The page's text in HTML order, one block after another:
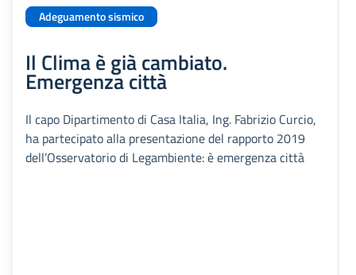
Adeguamento sismico
Il Clima è già cambiato.
Emergenza città
Il capo Dipartimento di Casa Italia, Ing. Fabrizio Curcio,
ha partecipato alla presentazione del rapporto 2019
dell’Osservatorio di Legambiente: è emergenza città